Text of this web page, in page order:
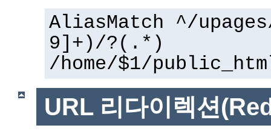
AliasMatch ^/
9]+)/?(.*)
/home/$1/
URL 리다이렉션